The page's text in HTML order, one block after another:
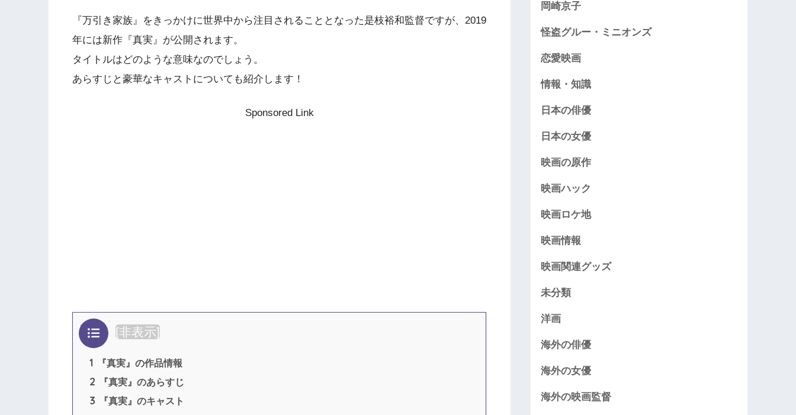
『万引き家族』をきっかけに世界中から注目されることとなった是枝裕和監督ですが、2019
年には新作『真実』が公開されます。
タイトルはどのような意味なのでしょう。
あらすじと豪華なキャストについても紹介します！
Sponsored Link
目次 [非表示]
1 『真実』の作品情報
2 『真実』のあらすじ
3 『真実』のキャスト
岡崎京子
怪盗グルー・ミニオンズ
恋愛映画
情報・知識
日本の俳優
日本の女優
映画の原作
映画ハック
映画ロケ地
映画情報
映画関連グッズ
未分類
洋画
海外の俳優
海外の女優
海外の映画監督